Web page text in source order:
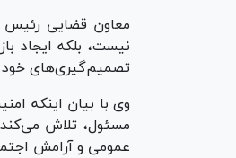
معاون قضایی رئیس
نیست، بلکه ایجاد
تصمیم‌گیری‌های خود
وی با بیان اینکه
مسئول، تلاش می‌کند
عمومی و آرامش